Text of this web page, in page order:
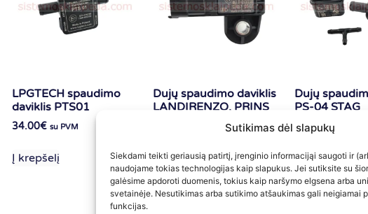
Sutikimas dėl slapukų
Siekdami teikti geriausią patirtį, įrenginio informacijąi saugoti ir
naudojame tokias technologijas kaip slapukus. Jei sutiksite su
galėsime apdoroti duomenis, tokius kaip naršymo elgsena arba
svetainėje. Nesutikimas arba sutikimo atšaukimas gali neigiamai
funkcijas.
LPGTECH spaudimo
daviklis PTS01
34.00€ su PVM
Į krepšelį
Dujų spaudimo daviklis
LANDIRENZO, PRINS
Į krepšelį
Dujų
PS-04 STAG
43.00€ su PVM
Į krepšelį